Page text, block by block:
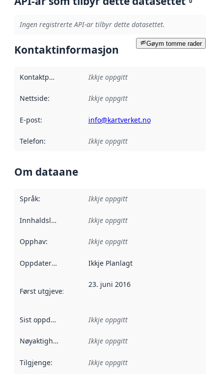
Ingen registrerte API-ar tilbyr dette datasettet.
Gøym tomme rader
Kontaktinformasjon
Kontaktpunkt Ikkje oppgitt
Nettside: Ikkje oppgitt
E-post: info@kartverket.no
Telefon: Ikkje oppgitt
Om dataane
Språk: Ikkje oppgitt
Innhaldsleverandørar :
Ikkje oppgitt
Opphav: Ikkje oppgitt
Oppdateringsfrekvens :
Ikkje Planlagt
Først utgjeve: Denne datoen seier når dataa i dette
23. juni 2016
Sist oppdatert Ikkje oppgitt
Nøyaktigheit Ikkje oppgitt
Tilgjenge: Ikkje oppgitt